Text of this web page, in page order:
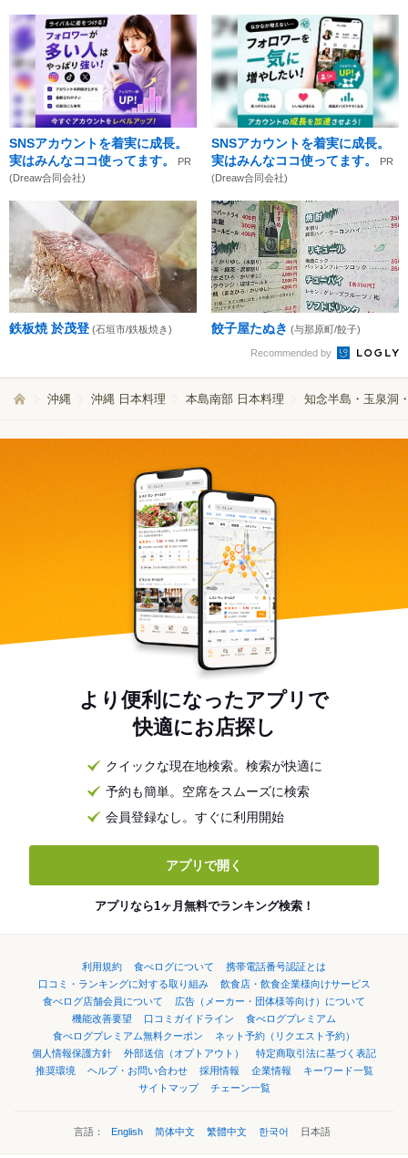
SNSアカウントを着実に成長。
実はみんなココ使ってます。
PR
(Dreaw合同会社)
SNSアカウントを着実に成長。
実はみんなココ使ってます。
PR
(Dreaw合同会社)
鉄板焼 於茂登 (石垣市/鉄板焼き) 餃子屋たぬき (与那原町/餃子)
Recommended by
沖縄 沖縄 日本料理 本島南部 日本料理 知念半島・玉泉洞
より便利になったアプリで
快適にお店探し
クイックな現在地検索。検索が快適に
予約も簡単。空席をスムーズに検索
会員登録なし。すぐに利用開始
アプリで開く
アプリなら1ヶ月無料でランキング検索！
利用規約 食べログについて
携帯電話番号認証とは
口コミ・ランキングに対する取り組み
飲食店・飲食企業様向けサービス
食べログ店舗会員について
広告（メーカー・団体様等向け）について
機能改善要望
口コミガイドライン
食べログプレミアム
食べログプレミアム無料クーポン
ネット予約（リクエスト予約）
個人情報保護方針
外部送信（オプトアウト）
特定商取引法に基づく表記
推奨環境
ヘルプ・お問い合わせ 採用情報 企業情報
キーワード一覧
サイトマップ
チェーン一覧
言語： English 简体中文 繁體中文 한국어 日本語